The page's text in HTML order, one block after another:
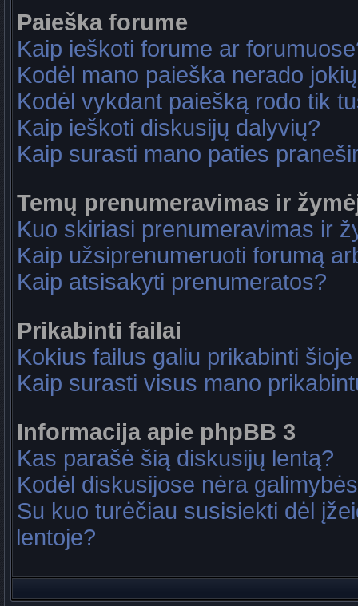
Paieška forume
Kaip ieškoti forume ar
Kodėl mano paieška nerado
Kodėl vykdant paiešką rodo tik
Kaip ieškoti diskusijų dalyvių?
Kaip surasti mano paties
Temų prenumeravimas ir
Kuo skiriasi prenumeravimas ir
Kaip užsiprenumeruoti forumą
Kaip atsisakyti prenumeratos?
Prikabinti failai
Kokius failus galiu prikabinti
Kaip surasti visus mano
Informacija apie phpBB 3
Kas parašė šią diskusijų lentą?
Kodėl diskusijose nėra
Su kuo turėčiau susisiekti dėl
lentoje?